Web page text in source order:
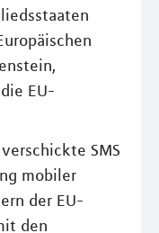
EU-
SMS
mobiler
der EU-
den